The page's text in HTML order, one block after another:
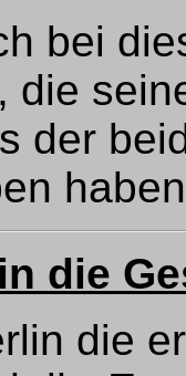
bei
die
der
die
die